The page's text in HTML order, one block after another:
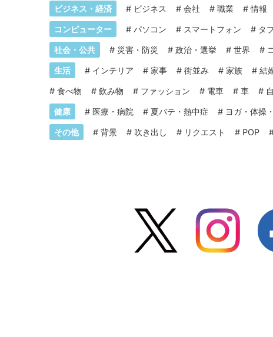
ビジネス・経済 # ビジネス # 会社 # 職業 #情報
コンピューター # パソコン # スマートフォン # タ
社会・公共 # 災害・防災 # 政治・選挙 # 世界 #
生活 # インテリア # 家事 # 街並み # 家族 # 結
# 食べ物 # 飲み物 # ファッション # 電車 # 車 #
健康 # 医療・病院 # 夏バテ・熱中症 # ヨガ・体操
その他 # 背景 # 吹き出し # リクエスト # POP